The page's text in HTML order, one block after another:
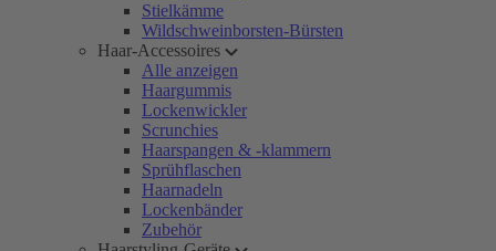
Stielkämme
Wildschweinborsten-Bürsten
Haar-Accessoires
Alle anzeigen
Haargummis
Lockenwickler
Scrunchies
Haarspangen & -klammern
Sprühflaschen
Haarnadeln
Lockenbänder
Zubehör